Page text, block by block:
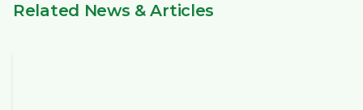
Related News & Articles